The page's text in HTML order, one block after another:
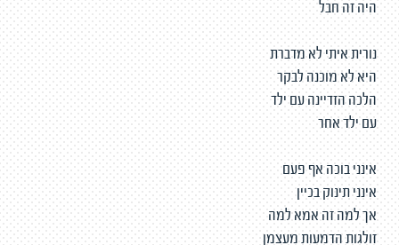
היה זה חבל
נורית איתי לא מדברת
היא לא מוכנה לבקר
הלכה הזדיינה עם ילד
עם ילד אחר
אינני בוכה אף פעם
אינני תינוק בכיין
אך למה זה אמא למה
זולגות הדמעות מעצמן